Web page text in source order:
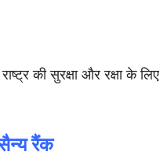
की सुरक्षा और रक्षा के लिए
रैंक